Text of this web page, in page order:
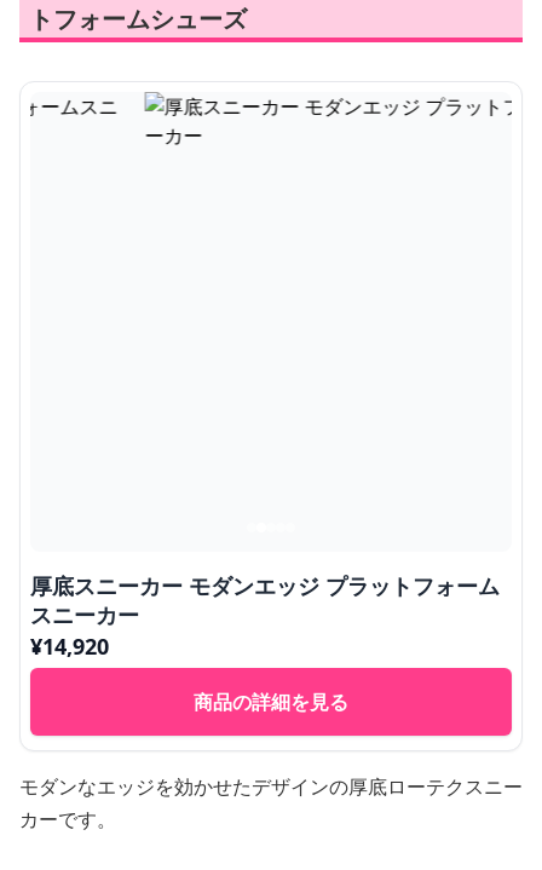
トフォームシューズ
厚底スニーカー モダンエッジ プラットフォーム
スニーカー
¥14,920
商品の詳細を見る
モダンなエッジを効かせたデザインの厚底ローテクスニー
カーです。